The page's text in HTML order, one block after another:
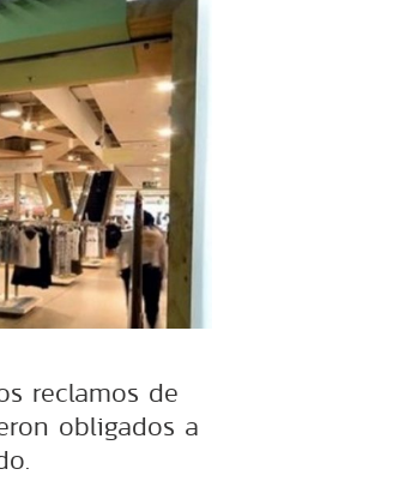
reclamos de
obligados a